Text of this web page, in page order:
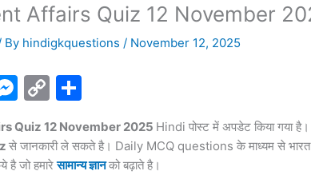
Affairs Quiz 12 November
By hindigkquestions / November 12, 2025
M
e
s
s
C
p
y
ar
e
Quiz 12 November 2025 Hindi पोस्ट में अपडेट किया गया
से जानकारी ले सकते है। Daily MCQ questions के माध्यम से भारत
है जो हमारेसामान्य ज्ञानको बढ़ाते है।